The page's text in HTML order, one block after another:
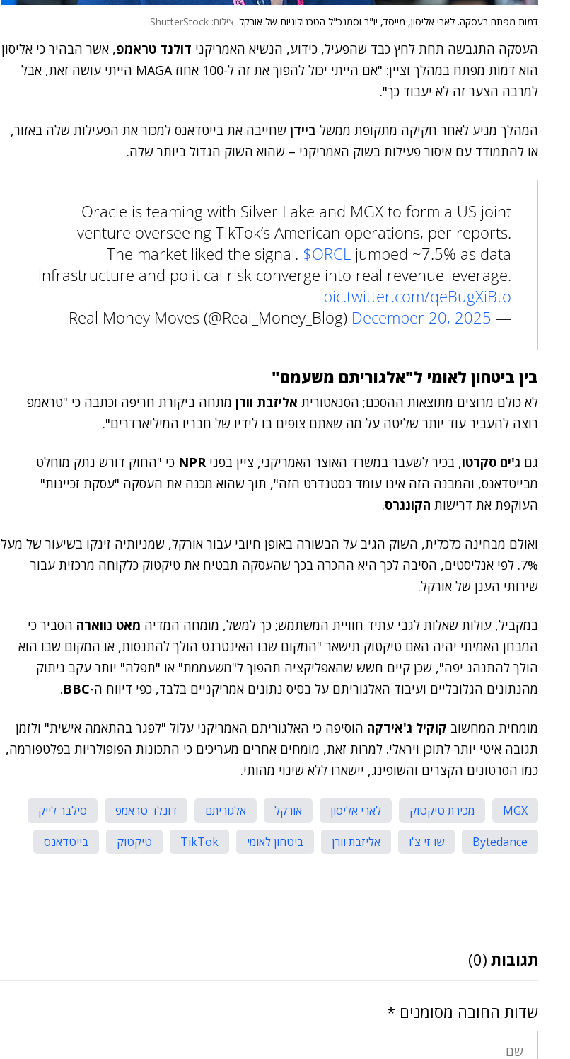
דמות מפתח בעסקה. לארי אליסון, מייסד, יו"ר וסמנכ"ל הטכנולוגיות של אורקל. צילום: ShutterStock
העסקה התגבשה תחת לחץ כבד שהפעיל, כידוע, הנשיא האמריקני דולנד טראמפ, אשר הבהיר כי אליסון
הוא דמות מפתח במהלך וציין: "אם הייתי יכול להפוך את זה ל-100 אחוז MAGA הייתי עושה זאת, אבל
למרבה הצער זה לא יעבוד כך".
המהלך מגיע לאחר חקיקה מתקופת ממשל ביידן שחייבה את בייטדאנס למכור את הפעילות שלה באזור,
או להתמודד עם איסור פעילות בשוק האמריקני – שהוא השוק הגדול ביותר שלה.
Oracle is teaming with Silver Lake and MGX to form a US joint
venture overseeing TikTok’s American operations, per reports.
The market liked the signal. $ORCL jumped ~7.5% as data
infrastructure and political risk converge into real revenue leverage.
pic.twitter.com/qeBugXiBto
— Real Money Moves (@Real_Money_Blog)
December 20, 2025
בין ביטחון לאומי ל"אלגוריתם משעמם"
לא כולם מרוצים מתוצאות ההסכם; הסנאטורית אליזבת וורן מתחה ביקורת חריפה וכתבה כי "טראמפ
רוצה להעביר עוד יותר שליטה על מה שאתם צופים בו לידיו של חבריו המיליארדרים".
גם ג'ים סקרטו, בכיר לשעבר במשרד האוצר האמריקני, ציין בפניNPR כי "החוק דורש נתק מוחלט
מבייטדאנס, והמבנה הזה אינו עומד בסטנדרט הזה", תוך שהוא מכנה את העסקה "עסקת זכיינות"
העוקפת את דרישות הקונגרס.
ואולם מבחינה כלכלית, השוק הגיב על הבשורה באופן חיובי עבור אורקל, שמניותיה זינקו בשיעור של מעל
7%. לפי אנליסטים, הסיבה לכך היא ההכרה בכך שהעסקה תבטיח את טיקטוק כלקוחה מרכזית עבור
שירותי הענן של אורקל.
במקביל, עולות שאלות לגבי עתיד חוויית המשתמש; כך למשל, מומחה המדיה מאט נווארה הסביר כי
המבחן האמיתי יהיה האם טיקטוק תישאר "המקום שבו האינטרנט הולך להתנסות, או המקום שבו הוא
הולך להתנהג יפה", שכן קיים חשש שהאפליקציה תהפוך ל"משעממת" או "תפלה" יותר עקב ניתוק
מהנתונים הגלובליים ועיבוד האלגוריתם על בסיס נתונים אמריקניים בלבד, כפי דיווח ה-BBC
.
מומחית המחשוב קוקיל ג'אידקה הוסיפה כי האלגוריתם האמריקני עלול "לפגר בהתאמה אישית" ולזמן
תגובה איטי יותר לתוכן ויראלי. למרות זאת, מומחים אחרים מעריכים כי התכונות הפופולריות בפלטפורמה,
כמו הסרטונים הקצרים והשופינג, יישארו ללא שינוי מהותי.
MGX מכירת טיקטוק לארי אליסון אורקל אלגוריתם דונלד טראמפ
סילבר לייק
Bytedance
שו זי צ'ו אליזבת וורן ביטחון לאומי TikTok טיקטוק בייטדאנס
תגובות (0)
שדות החובה מסומנים *